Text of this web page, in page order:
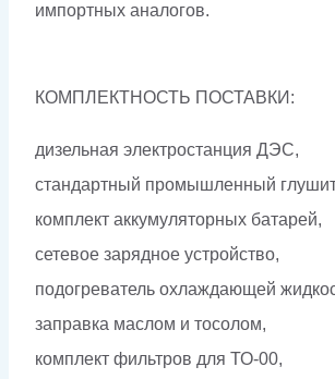
импортных аналогов.
КОМПЛЕКТНОСТЬ ПОСТАВКИ:
дизельная электростанция ДЭС,
стандартный промышленный
комплект аккумуляторных батарей,
сетевое зарядное устройство,
подогреватель охлаждающей
заправка маслом и тосолом,
комплект фильтров для ТО-00,